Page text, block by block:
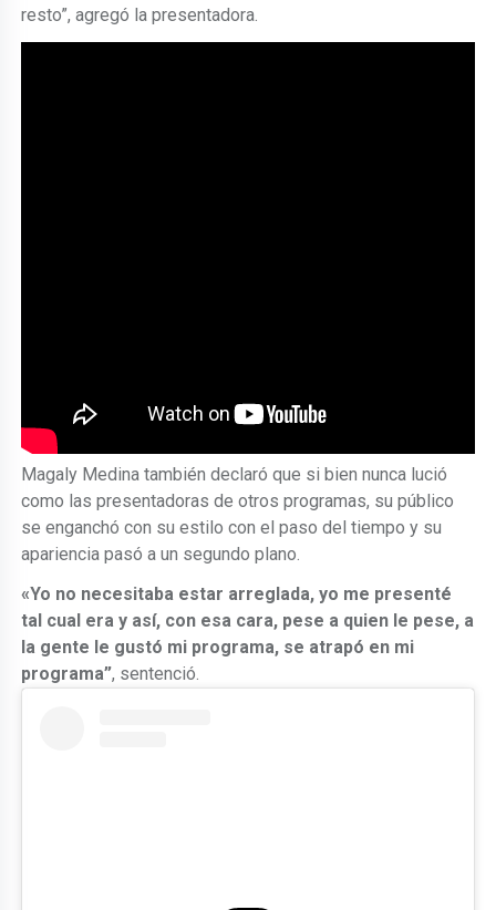
resto”, agregó la presentadora.
Magaly Medina también declaró que si bien nunca lució
como las presentadoras de otros programas, su público
se enganchó con su estilo con el paso del tiempo y su
apariencia pasó a un segundo plano.
«Yo no necesitaba estar arreglada, yo me presenté
tal cual era y así, con esa cara, pese a quien le pese, a
la gente le gustó mi programa, se atrapó en mi
programa”, sentenció.